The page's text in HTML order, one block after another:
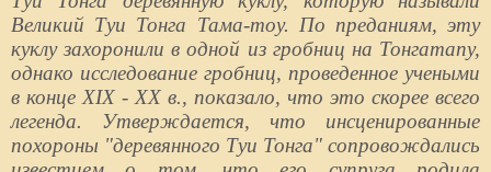
Великий Туи Тонга Тама-тоу. По преданиям, эту
куклу захоронили в одной из гробниц на Тонгатапу,
однако исследование гробниц, проведенное учеными
в конце XIX - XX в., показало, что это скорее всего
легенда. Утверждается, что инсценированные
похороны "деревянного Туи Тонга" сопровождались